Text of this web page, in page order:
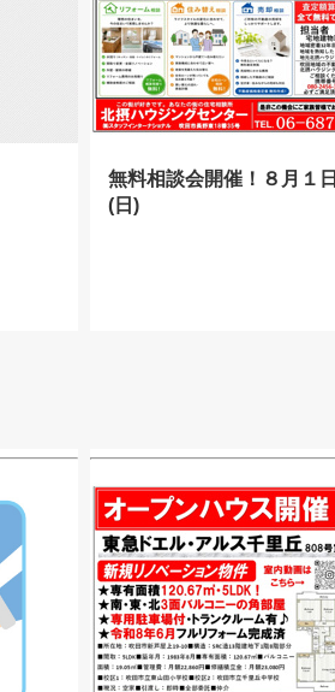
無料相談会開催！８月１
(日)